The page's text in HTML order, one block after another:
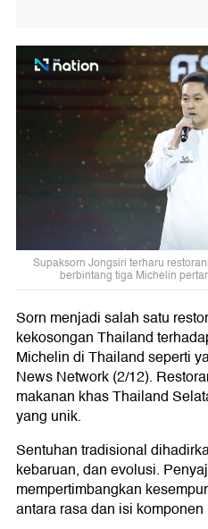
Supaksorn Jongsiri terharu
berbintang tiga Michelin
Sorn menjadi salah satu
kekosongan Thailand
Michelin di Thailand seperti
News Network (2/12).
makanan khas Thailand
yang unik.
Sentuhan tradisional
kebaruan, dan evolusi.
mempertimbangkan
antara rasa dan isi